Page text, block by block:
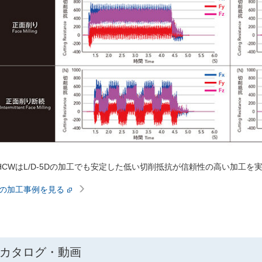
はL/D-5Dの加工でも安定した低い切削抵抗が信頼性の高い加工を
加工事例を見る
カタログ・動画